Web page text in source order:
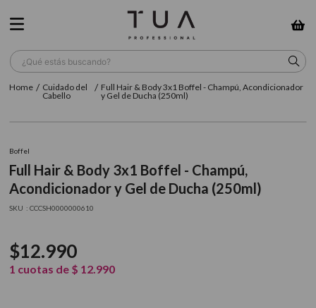
¿Qué estás buscando?
Cuidado del
Cabello
Full Hair & Body 3x1 Boffel - Champú, Acondicionador
y Gel de Ducha (250ml)
Boffel
Full Hair & Body 3x1 Boffel - Champú,
Acondicionador y Gel de Ducha (250ml)
: CCCSH0000000610
$12.990
1 cuotas de $ 12.990
TÉRMINOS MÁS BUSCADOS
3 farmavita
6. gama
7. secador